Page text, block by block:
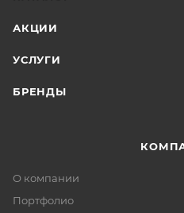
АКЦИИ
УСЛУГИ
БРЕНДЫ
О компании
Портфолио